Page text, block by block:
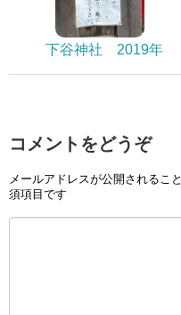
下谷神社 2019年
コメントをどうぞ
メールアドレスが公開されるこ
須項目です